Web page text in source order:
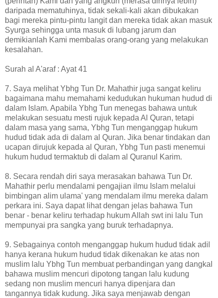
daripada mematuhinya, tidak sekali-kali akan dibukakan
bagi mereka pintu-pintu langit dan mereka tidak akan masuk
Syurga sehingga unta masuk di lubang jarum dan
demikianlah Kami membalas orang-orang yang melakukan
kesalahan.
Surah al A'araf : Ayat 41
7. Saya melihat Ybhg Tun Dr. Mahathir juga sangat keliru
bagaimana mahu memahami kedudukan hukuman hudud di
dalam Islam. Apabila Ybhg Tun menegas bahawa untuk
melakukan sesuatu mesti rujuk kepada Al Quran, tetapi
dalam masa yang sama, Ybhg Tun menganggap hukum
hudud tidak ada di dalam al Quran. Jika benar tindakan dan
ucapan dirujuk kepada al Quran, Ybhg Tun pasti menemui
hukum hudud termaktub di dalam al Quranul Karim.
8. Secara rendah diri saya merasakan bahawa Tun Dr.
Mahathir perlu mendalami pengajian ilmu Islam melalui
bimbingan alim ulama' yang mendalam ilmu mereka dalam
perkara ini. Saya dapat lihat dengan jelas bahawa Tun
benar - benar keliru terhadap hukum Allah swt ini lalu Tun
mempunyai pra sangka yang buruk terhadapnya.
9. Sebagainya contoh menganggap hukum hudud tidak adil
hanya kerana hukum hudud tidak dikenakan ke atas non
muslim lalu Ybhg Tun membuat perbandingan yang dangkal
bahawa muslim mencuri dipotong tangan lalu kudung
sedang non muslim mencuri hanya dipenjara dan
tangannya tidak kudung. Jika saya menjawab dengan